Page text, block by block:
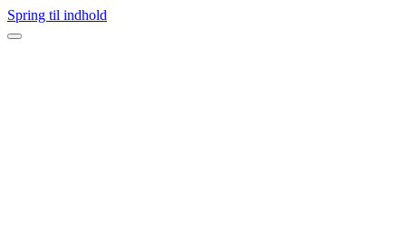
Spring til indhold
Navigation